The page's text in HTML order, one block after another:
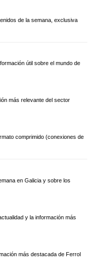
de la semana, exclusiva
útil sobre el mundo de
más relevante del sector
comprimido (conexiones de
en Galicia y sobre los
y la información más
más destacada de Ferrol